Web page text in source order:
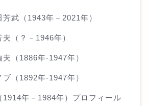
武（1943年－2021年）
（？－1946年）
（1886年-1947年）
（1892年-1947年）
1914年－1984年）プロフィール